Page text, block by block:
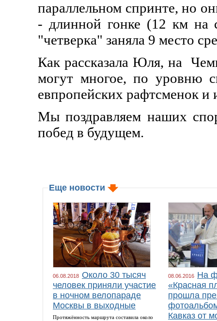
параллельном спринте, но
- длинной гонке (12 км на
"четверка" заняла 9 место
Как рассказала Юля, на
могут многое, по уровню
евпропейских рафтсменок
Мы поздравляем наших
побед в будущем.
Еще новости
06.08.2018 Около 30 тысяч
человек приняли участие
в ночном велопараде
Москвы в выходные
Протяжённость маршрута составила около
08.06.2016 На
«Красная
прошла
Кавказ от